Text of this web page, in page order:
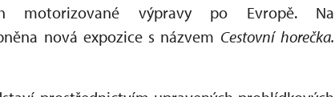
motorizované výpravy po Evropě. Na
nová expozice s názvem Cestovní horečka.